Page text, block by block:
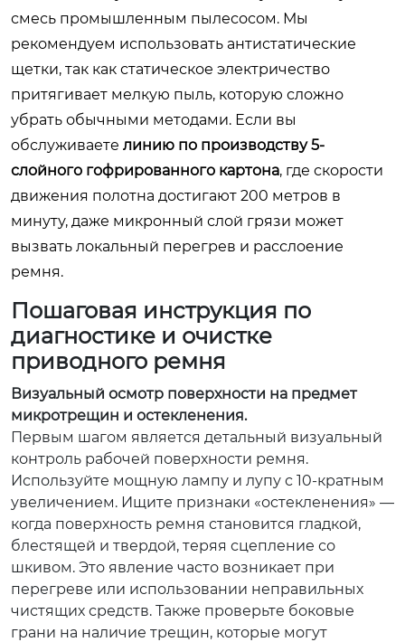
смесь промышленным пылесосом. Мы
рекомендуем использовать антистатические
щетки, так как статическое электричество
притягивает мелкую пыль, которую сложно
убрать обычными методами. Если вы
обслуживаете линию по производству 5-
слойного гофрированного картона, где скорости
движения полотна достигают 200 метров в
минуту, даже микронный слой грязи может
вызвать локальный перегрев и расслоение
ремня.
Пошаговая инструкция по
диагностике и очистке
приводного ремня
Визуальный осмотр поверхности на предмет
микротрещин и остекленения.
Первым шагом является детальный визуальный
контроль рабочей поверхности ремня.
Используйте мощную лампу и лупу с 10-кратным
увеличением. Ищите признаки «остекленения» —
когда поверхность ремня становится гладкой,
блестящей и твердой, теряя сцепление со
шкивом. Это явление часто возникает при
перегреве или использовании неправильных
чистящих средств. Также проверьте боковые
грани на наличие трещин, которые могут